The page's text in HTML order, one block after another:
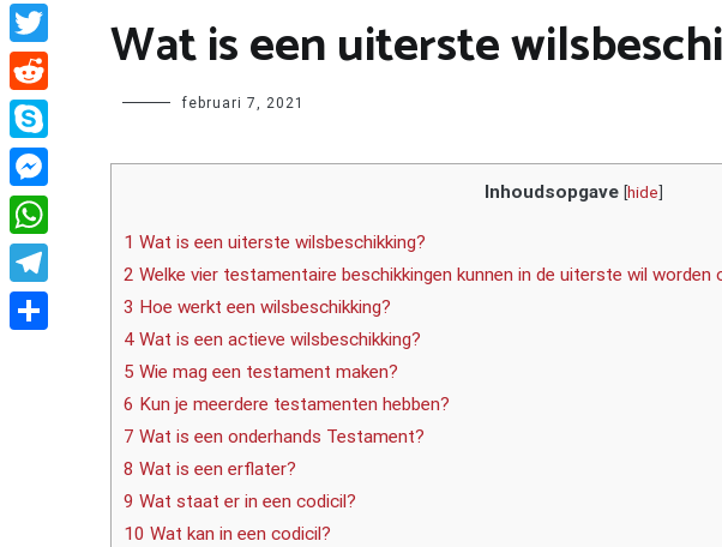
Wat is een uiterste
Author februari 7, 2021
Inhoudsopgave [hide]
1 Wat is een uiterste wilsbeschikking?
2 Welke vier testamentaire beschikkingen kunnen in de uiterste wil worden
3 Hoe werkt een wilsbeschikking?
4 Wat is een actieve wilsbeschikking?
5 Wie mag een testament maken?
6 Kun je meerdere testamenten hebben?
7 Wat is een onderhands Testament?
8 Wat is een erflater?
9 Wat staat er in een codicil?
10 Wat kan in een codicil?
Facebook
Twitter
Reddit
Skype
Messenger
WhatsApp
Telegram